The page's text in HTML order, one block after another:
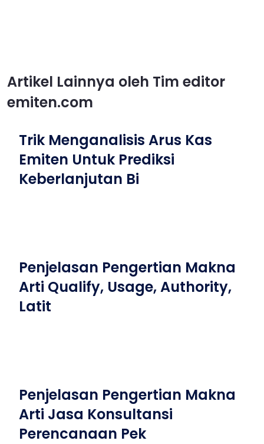
Artikel Lainnya oleh Tim editor
emiten.com
Trik Menganalisis Arus Kas
Emiten Untuk Prediksi
Keberlanjutan Bi
Penjelasan Pengertian Makna
Arti Qualify, Usage, Authority,
Latit
Penjelasan Pengertian Makna
Arti Jasa Konsultansi
Perencanaan Pek